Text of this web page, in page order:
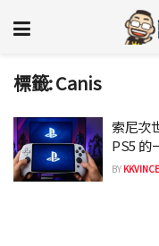
標籤:Canis
索尼次
PS5 的
BY